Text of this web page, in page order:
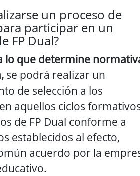
un proceso de
participar en un
FP Dual?
lo que determine
se podrá realizar un
de selección a los
aquellos ciclos
de FP Dual conforme a
establecidos al efecto,
acuerdo por la